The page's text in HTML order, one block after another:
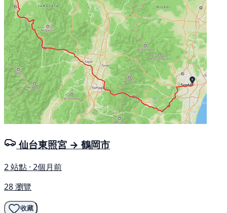
仙台東照宮 → 鶴岡市
2 站點 · 2個月前
28 瀏覽
收藏